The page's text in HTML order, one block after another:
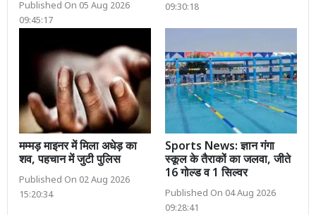
Published On 05 Aug 2026
09:45:17
09:30:18
मम्मड़ माइनर में मिला अधेड़ का
शव, पहचान में जुटी पुलिस
Published On 02 Aug 2026
15:20:34
Sports News: ज्ञान गंगा
स्कूल के तैराकों का जलवा, जीते
16 गोल्ड व 1 सिल्वर
Published On 04 Aug 2026
09:28:41